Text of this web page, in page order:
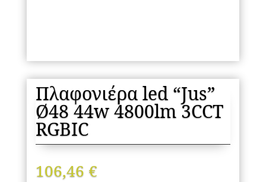
Πλαφονιέρα led “Jus”
Ø48 44w 4800lm 3CCT
RGBIC
106,46 €